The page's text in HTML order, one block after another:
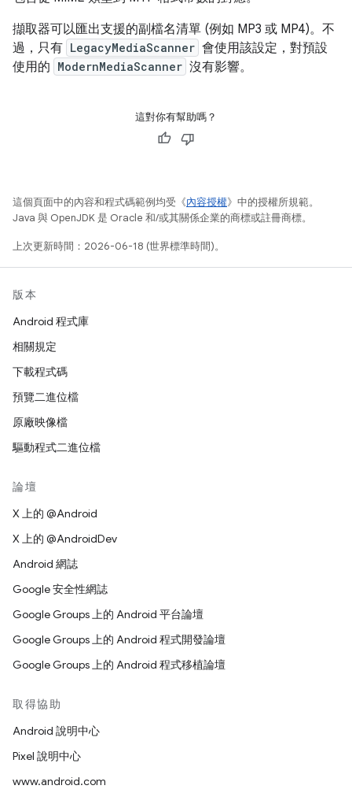
擷取器可以匯出支援的副檔名清單 (例如 MP3 或 MP4)。不
過，只有 LegacyMediaScanner 會使用該設定，對預設
使用的 ModernMediaScanner 沒有影響。
這對你有幫助嗎？
這個頁面中的內容和程式碼範例均受《內容授權》中的授權所規範。
Java 與 OpenJDK 是 Oracle 和/或其關係企業的商標或註冊商標。
上次更新時間：2026-06-18 (世界標準時間)。
版本
Android 程式庫
相關規定
下載程式碼
預覽二進位檔
原廠映像檔
驅動程式二進位檔
論壇
X 上的 @Android
X 上的 @AndroidDev
Android 網誌
Google 安全性網誌
Google Groups 上的 Android 平台論壇
Google Groups 上的 Android 程式開發論壇
Google Groups 上的 Android 程式移植論壇
取得協助
Android 說明中心
Pixel 說明中心
www.android.com